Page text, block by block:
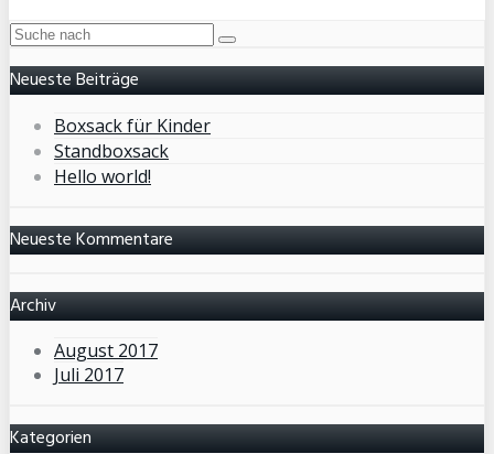
Neueste Beiträge
Boxsack für Kinder
Standboxsack
Hello world!
Neueste Kommentare
Archiv
August 2017
Juli 2017
Kategorien